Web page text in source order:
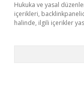
Hukuka ve yasal
içerikleri,
halinde, ilgili içerikler